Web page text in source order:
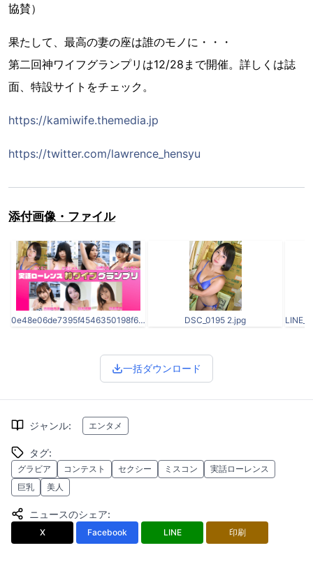
協賛）
果たして、最高の妻の座は誰のモノに・・・
第二回神ワイフグランプリは12/28まで開催。詳しくは誌
面、特設サイトをチェック。
https://kamiwife.themedia.jp
https://twitter.com/lawrence_hensyu
添付画像・ファイル
0e48e06de7395f4546350198f6a04a2c.png DSC_0195 2.jpg
一括ダウンロード
ジャンル: エンタメ
タグ:
グラビア コンテスト セクシー ミスコン
実話ローレンス
巨乳
美人
ニュースのシェア:
X Facebook LINE 印刷